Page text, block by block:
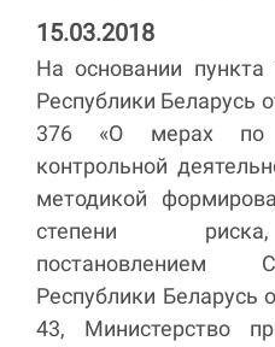
15.03.2018
На основании
Республики Беларусь
376 «О мерах по
контрольной
методикой
степени
постановлением
Республики Беларусь
43, Министерство